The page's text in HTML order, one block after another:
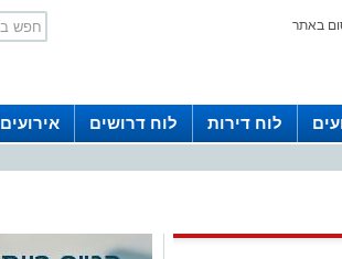
באתר
לוח דירות לוח דרושים אירועים